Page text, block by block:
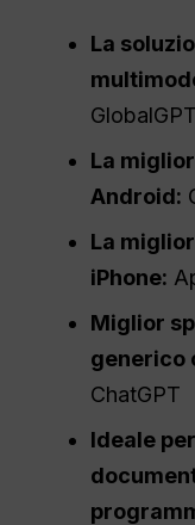
La
GlobalGPT
La
Android:
La
iPhone:
Miglior
generico
ChatGPT
Ideale